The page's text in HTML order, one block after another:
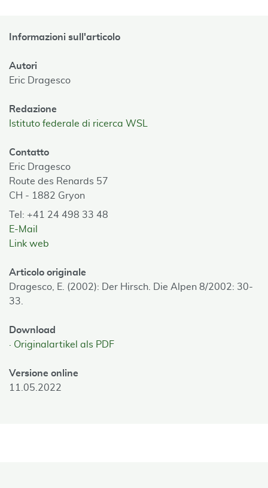
Informazioni sull'articolo
Autori
Eric Dragesco
Redazione
Istituto federale di ricerca WSL
Contatto
Eric Dragesco
Route des Renards 57
CH - 1882 Gryon
Tel: +41 24 498 33 48
E-Mail
Link web
Articolo originale
Dragesco, E. (2002): Der Hirsch. Die Alpen 8/2002: 30-
33.
Download
Originalartikel als PDF
Versione online
11.05.2022